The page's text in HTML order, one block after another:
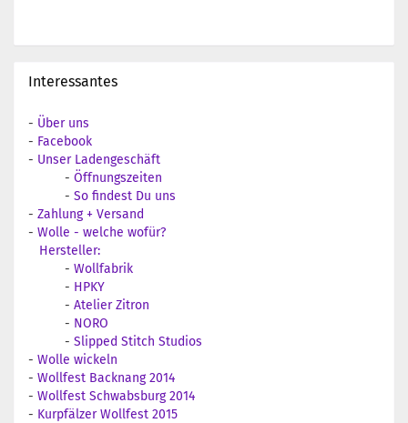
Interessantes
- Über uns
- Facebook
- Unser Ladengeschäft
- Öffnungszeiten
- So findest Du uns
- Zahlung + Versand
- Wolle - welche wofür?
Hersteller:
- Wollfabrik
- HPKY
- Atelier Zitron
- NORO
- Slipped Stitch Studios
- Wolle wickeln
- Wollfest Backnang 2014
- Wollfest Schwabsburg 2014
- Kurpfälzer Wollfest 2015